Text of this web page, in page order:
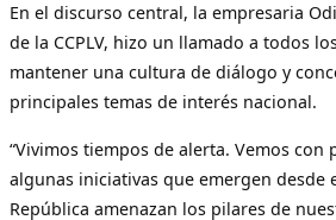
En el discurso central, la empresaria
de la CCPLV, hizo un llamado a todos
mantener una cultura de diálogo y
principales temas de interés nacional.
“Vivimos tiempos de alerta. Vemos con
algunas iniciativas que emergen desde
República amenazan los pilares de